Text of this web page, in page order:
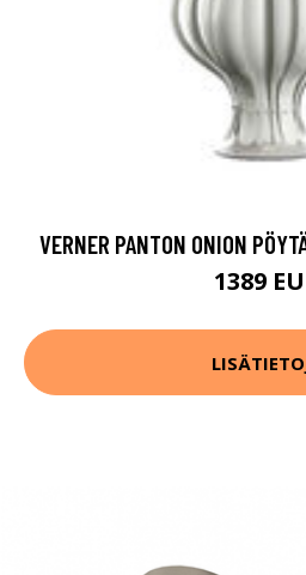
VERNER PANTON ONION
1389